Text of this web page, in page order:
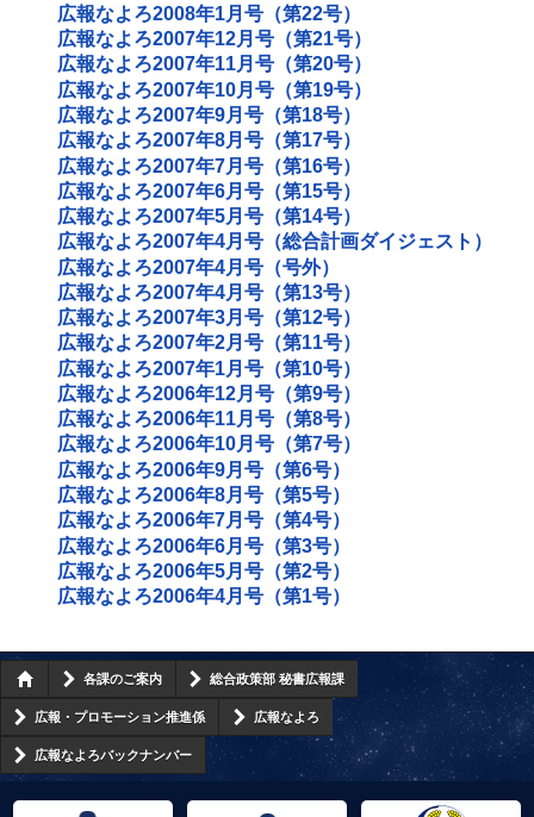
広報なよろ2008年1月号（第22号）
広報なよろ2007年12月号（第21号）
広報なよろ2007年11月号（第20号）
広報なよろ2007年10月号（第19号）
広報なよろ2007年9月号（第18号）
広報なよろ2007年8月号（第17号）
広報なよろ2007年7月号（第16号）
広報なよろ2007年6月号（第15号）
広報なよろ2007年5月号（第14号）
広報なよろ2007年4月号（総合計画ダイジェスト）
広報なよろ2007年4月号（号外）
広報なよろ2007年4月号（第13号）
広報なよろ2007年3月号（第12号）
広報なよろ2007年2月号（第11号）
広報なよろ2007年1月号（第10号）
広報なよろ2006年12月号（第9号）
広報なよろ2006年11月号（第8号）
広報なよろ2006年10月号（第7号）
広報なよろ2006年9月号（第6号）
広報なよろ2006年8月号（第5号）
広報なよろ2006年7月号（第4号）
広報なよろ2006年6月号（第3号）
広報なよろ2006年5月号（第2号）
広報なよろ2006年4月号（第1号）
各課のご案内 総合政策部 秘書広報課
広報・プロモーション推進係 広報なよろ
広報なよろバックナンバー